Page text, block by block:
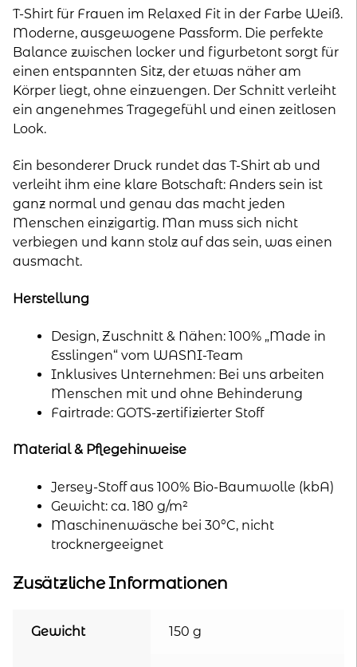
in
Weiß
-
Print
"Anders
Normal"
Menge
T-Shirt für Frauen im Relaxed Fit in der Farbe Weiß.
Moderne, ausgewogene Passform. Die perfekte
Balance zwischen locker und figurbetont sorgt für
einen entspannten Sitz, der etwas näher am
Körper liegt, ohne einzuengen. Der Schnitt verleiht
ein angenehmes Tragegefühl und einen zeitlosen
Look.
Ein besonderer Druck rundet das T-Shirt ab und
verleiht ihm eine klare Botschaft: Anders sein ist
ganz normal und genau das macht jeden
Menschen einzigartig. Man muss sich nicht
verbiegen und kann stolz auf das sein, was einen
ausmacht.
Herstellung
Design, Zuschnitt & Nähen: 100% „Made in
Esslingen“ vom WASNI-Team
Inklusives Unternehmen: Bei uns arbeiten
Menschen mit und ohne Behinderung
Fairtrade: GOTS-zertifizierter Stoff
Material & Pflegehinweise
Jersey-Stoff aus 100% Bio-Baumwolle (kbA)
Gewicht: ca. 180 g/m²
Maschinenwäsche bei 30°C, nicht
trocknergeeignet
Zusätzliche Informationen
Gewicht 150 g